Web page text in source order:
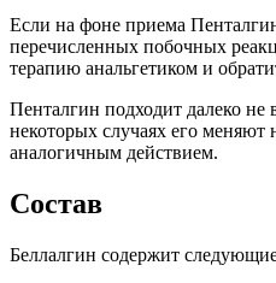
Если на фоне приема
перечисленных побочных
терапию анальгетиком и
Пенталгин подходит далеко не
некоторых случаях его меняют
аналогичным действием.
Состав
Беллалгин содержит